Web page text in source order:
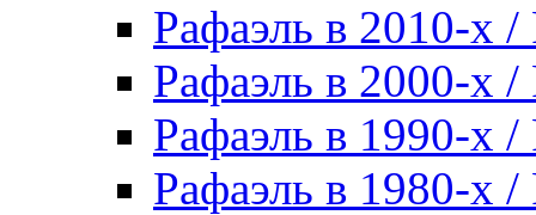
Рафаэль в 2010-х /
Рафаэль в 2000-х /
Рафаэль в 1990-х /
Рафаэль в 1980-х /